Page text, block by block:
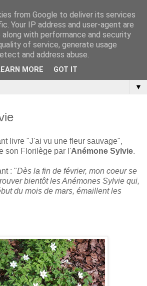
▼
livre "J'ai vu une fleur sauvage",
son Florilège par l'Anémone Sylvie.
: "Dès la fin de février, mon coeur se
bientôt les Anémones Sylvie qui,
du mois de mars, émaillent les
from Google to deliver its services
Your IP address and user-agent are
along with performance and security
of service, generate usage
and address abuse.
MORE GOT IT